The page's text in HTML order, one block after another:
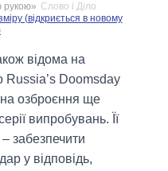
рукою» Слово i Дiло
(відкриється в новому
відома на
Russia’s Doomsday
озброєння ще
випробувань. Її
забезпечити
у відповідь,